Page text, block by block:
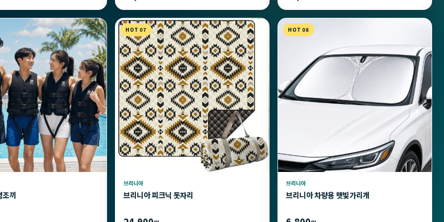
조끼
HOT 07
브리니아
브리니아 피크닉 돗자리
HOT 08
브리니아
브리니아 차량용 햇빛가리개